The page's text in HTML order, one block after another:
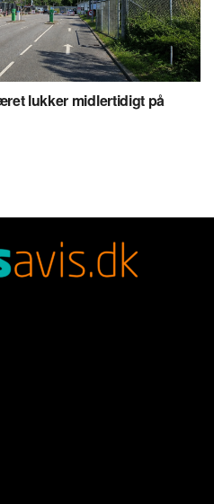
lukker midlertidigt på